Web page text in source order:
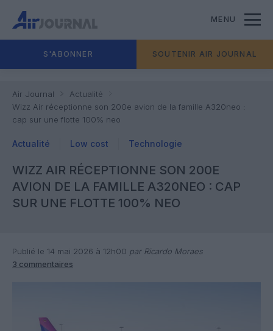
MENU
S'ABONNER SOUTENIR AIR JOURNAL
Air Journal
Actualité
Wizz Air réceptionne son 200e avion de la famille A320neo :
cap sur une flotte 100% neo
Actualité Low cost Technologie
WIZZ AIR RÉCEPTIONNE SON 200E
AVION DE LA FAMILLE A320NEO : CAP
SUR UNE FLOTTE 100% NEO
Publié le 14 mai 2026 à 12h00 par Ricardo Moraes
3 commentaires